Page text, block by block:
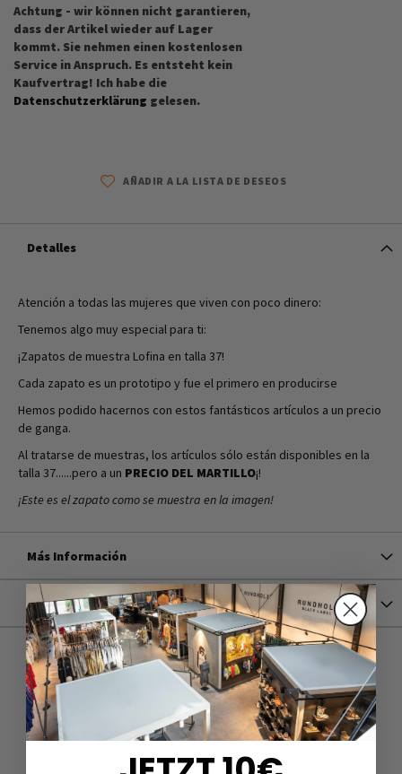
Achtung - wir können nicht garantieren,
dass der Artikel wieder auf Lager
kommt. Sie nehmen einen kostenlosen
Service in Anspruch. Es entsteht kein
Kaufvertrag! Ich habe die
Datenschutzerklärung gelesen.
AÑADIR A LA LISTA DE DESEOS
Detalles
Atención a todas las mujeres que viven con poco dinero:
Tenemos algo muy especial para ti:
¡Zapatos de muestra Lofina en talla 37!
Cada zapato es un prototipo y fue el primero en producirse
Hemos podido hacernos con estos fantásticos artículos a un precio
de ganga.
Al tratarse de muestras, los artículos sólo están disponibles en la
talla 37......pero a un PRECIO DEL MARTILLO¡!
¡Este es el zapato como se muestra en la imagen!
Más Información
Versand